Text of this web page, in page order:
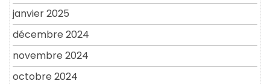
janvier 2025
décembre 2024
novembre 2024
octobre 2024